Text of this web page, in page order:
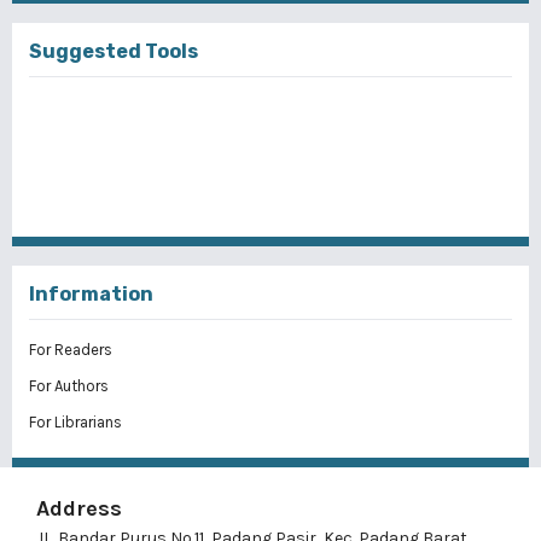
Suggested Tools
Information
For Readers
For Authors
For Librarians
Address